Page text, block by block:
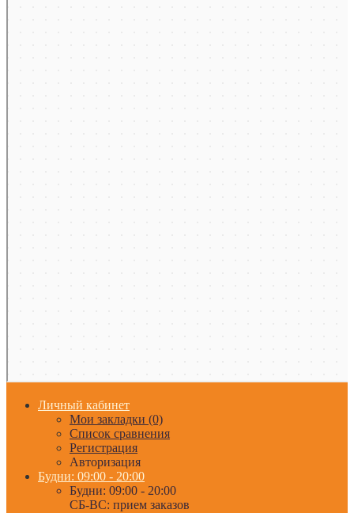
Личный кабинет
Мои закладки (0)
Список сравнения
Регистрация
Авторизация
Будни: 09:00 - 20:00
Будни: 09:00 - 20:00
СБ-ВС: прием заказов